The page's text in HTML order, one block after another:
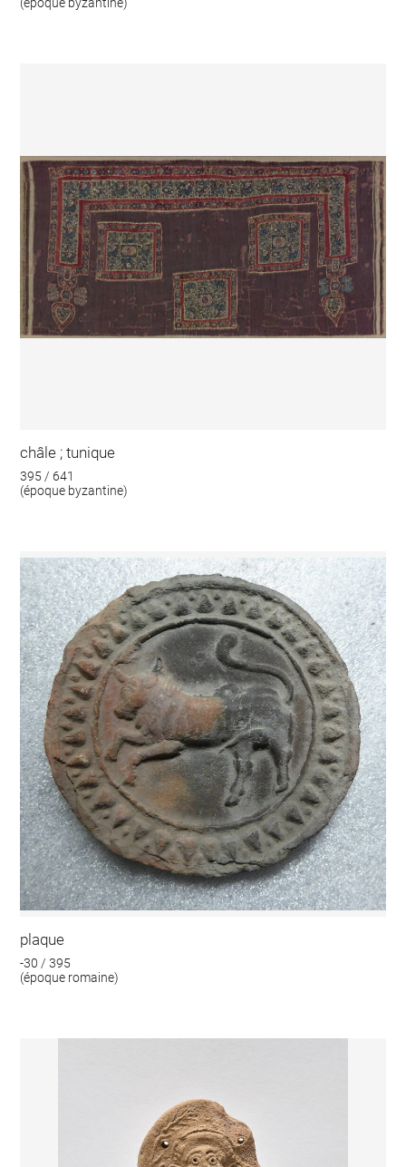
(époque byzantine)
châle ; tunique
395 / 641
(époque byzantine)
plaque
-30 / 395
(époque romaine)